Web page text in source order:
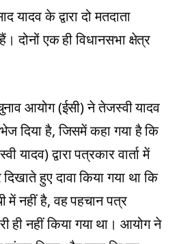
यादव के द्वारा दो मतदाता
दोनों एक ही विधानसभा क्षेत्र
आयोग (ईसी) ने तेजस्वी यादव
दिया है, जिसमें कहा गया है कि
द्वारा पत्रकार वार्ता में
हुए दावा किया गया था कि
में नहीं है, वह पहचान पत्र
ही नहीं किया गया था। आयोग ने